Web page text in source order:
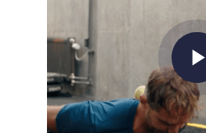
play_arrow